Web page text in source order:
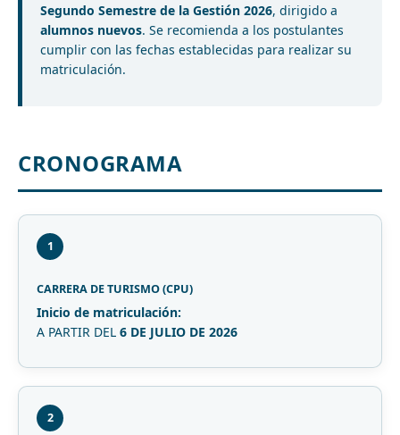
Segundo Semestre de la Gestión 2026, dirigido a
alumnos nuevos. Se recomienda a los postulantes
cumplir con las fechas establecidas para realizar su
matriculación.
CRONOGRAMA
1
CARRERA DE TURISMO (CPU)
Inicio de matriculación:
A PARTIR DEL 6 DE JULIO DE 2026
2